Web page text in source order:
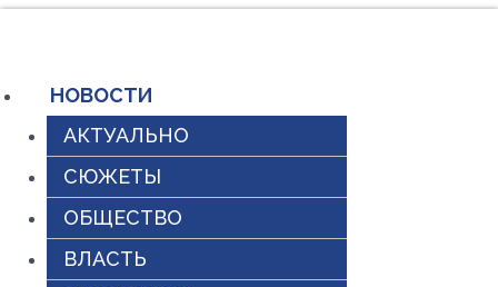
содержимому
НОВОСТИ
АКТУАЛЬНО
СЮЖЕТЫ
ОБЩЕСТВО
ВЛАСТЬ